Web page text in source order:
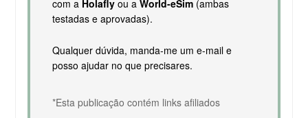
com a Holaflyou a World-eSim(ambas
testadas e aprovadas).
Qualquer dúvida, manda-me um e-mail e
posso ajudar no que precisares.
*Esta publicação contém links afiliados